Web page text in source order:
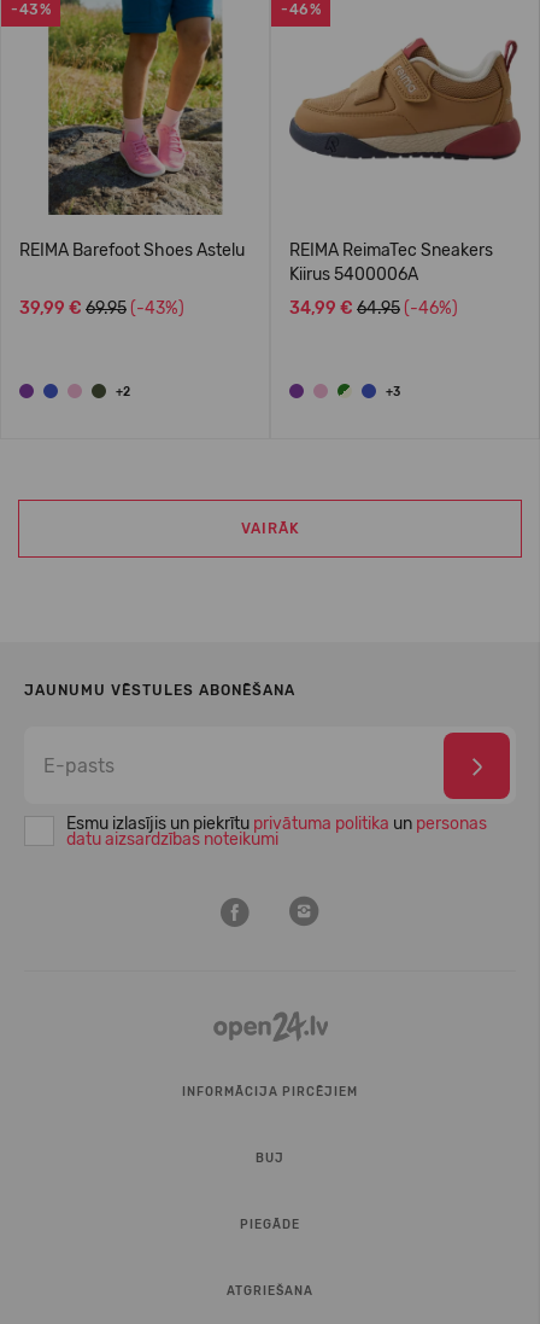
-43%
REIMA Barefoot Shoes Astelu
39,99 € 69.95 (-43%)
+2
-46%
REIMA ReimaTec Sneakers
Kiirus 5400006A
34,99 € 64.95 (-46%)
+3
VAIRĀK
JAUNUMU VĒSTULES ABONĒŠANA
Esmu izlasījis un piekrītu privātuma politika un personas
datu aizsardzības noteikumi
INFORMĀCIJA PIRCĒJIEM
BUJ
PIEGĀDE
ATGRIEŠANA